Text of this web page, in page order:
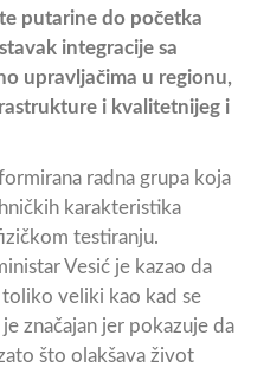
putarine do početka
integracije sa
upravljačima u regionu,
i kvalitetnijeg i
radna grupa koja
karakteristika
testiranju.
Vesić je kazao da
veliki kao kad se
značajan jer pokazuje da
što olakšava život